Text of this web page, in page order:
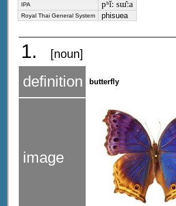
IPA pʰǐː sɯ̂ːa
Royal Thai General System phisuea
1. [noun]
definition butterfly
image